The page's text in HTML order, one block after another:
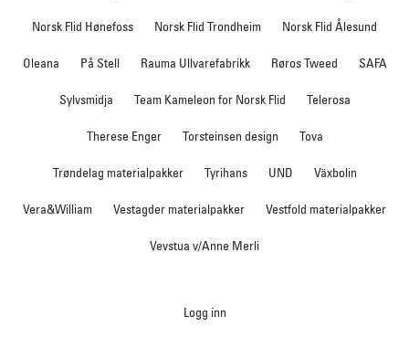
Norsk Flid Hønefoss Norsk Flid Trondheim Norsk Flid Ålesund
Oleana På Stell Rauma Ullvarefabrikk Røros Tweed SAFA
Sylvsmidja Team Kameleon for Norsk Flid Telerosa
Therese Enger Torsteinsen design Tova
Trøndelag materialpakker Tyrihans UND Växbolin
Vera&William Vestagder materialpakker Vestfold materialpakker
Vevstua v/Anne Merli
Logg inn